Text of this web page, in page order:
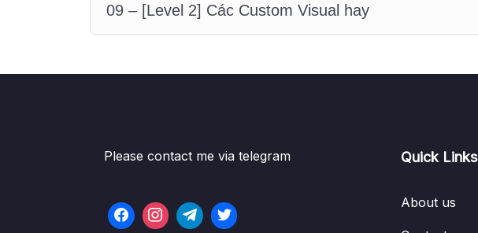
09 – [Level 2] Các Custom Visual hay
Please contact me via telegram Quick Links
About us